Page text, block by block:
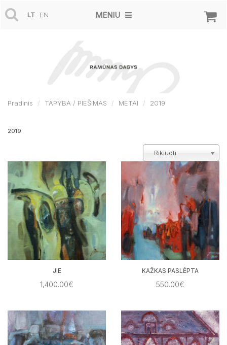
LT EN MENIU
Pradinis TAPYBA / PIEŠIMAS METAI 2019
2019
Rikiuoti
JIE
1,400.00€
KAŽKAS PASLĖPTA
550.00€